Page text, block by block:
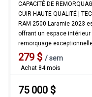
CAPACITÉ DE
CUIR HAUTE QUALITÉ |
RAM 2500 Laramie 2023
offrant un espace
remorquage
279 $ /sem
Achat 84 mois
75 000 $